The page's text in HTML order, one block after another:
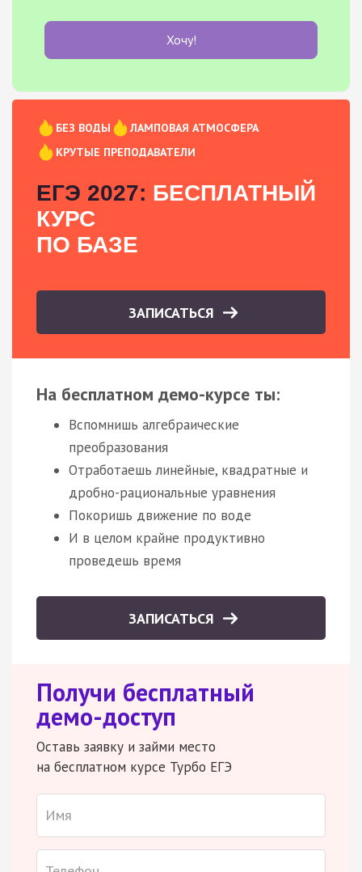
Хочу!
БЕЗ ВОДЫ
ЛАМПОВАЯ АТМОСФЕРА
КРУТЫЕ ПРЕПОДАВАТЕЛИ
ЕГЭ 2027: БЕСПЛАТНЫЙ
КУРС
ПО БАЗЕ
ЗАПИСАТЬСЯ
На бесплатном демо-курсе ты:
Вспомнишь алгебраические
преобразования
Отработаешь линейные, квадратные и
дробно-рациональные уравнения
Покоришь движение по воде
И в целом крайне продуктивно
проведешь время
ЗАПИСАТЬСЯ
Получи бесплатный
демо-доступ
Оставь заявку и займи место
на бесплатном курсе Турбо ЕГЭ